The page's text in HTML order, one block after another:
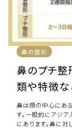
鼻の整形
鼻のプチ整
類や特徴
鼻は顔の中心にあ
す。一般的にアジ
にあります。鼻に対